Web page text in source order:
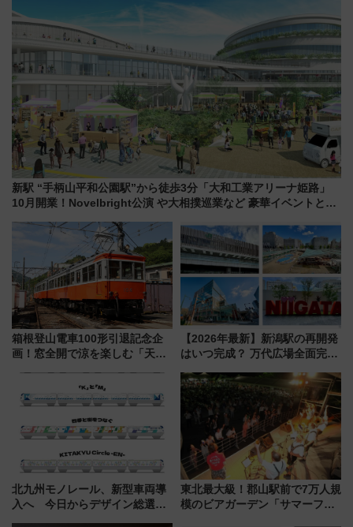
新駅 “手柄山平和公園駅”から徒歩3分「大和工業アリーナ姫路」
10月開業！Novelbright公演 や大相撲巡業など 豪華イベントとア
箱根登山電車100形引退記念企
画！窓全開で涼を楽しむ「天然
【2026年最新】新潟駅の再開発
はいつ完成？ 万代広場全面完成
開発、バスタ新潟構想まで徹底
解説！
北九州モノレール、新型車両導
入へ 今日からデザイン総選挙
東北最大級！郡山駅前で7万人規
模のビアガーデン「サマーフェ